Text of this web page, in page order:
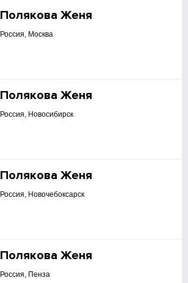
Полякова Женя
Россия, Москва
Полякова Женя
Россия, Новосибирск
Полякова Женя
Россия, Новочебоксарск
Полякова Женя
Россия, Пенза